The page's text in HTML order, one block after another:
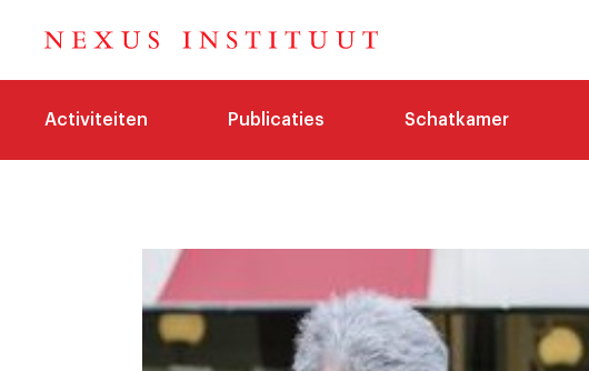
Activiteiten Publicaties Schatkamer